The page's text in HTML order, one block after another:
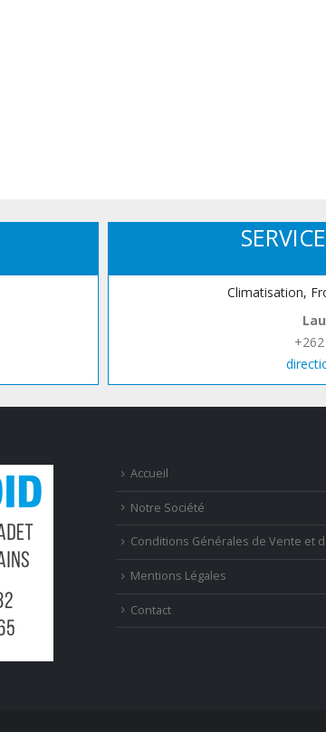
Climatisation,
Accueil
Notre Société
Conditions Générales de Vente et
Mentions Légales
Contact